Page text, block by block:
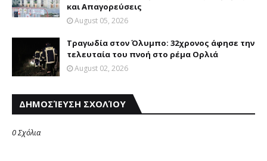
και Aπαγορεύσεις
August 05, 2026
Τραγωδία στον Όλυμπο: 32χρονος άφησε την
τελευταία του πνοή στο ρέμα Ορλιά
August 02, 2026
ΔΗΜΟΣΊΕΥΣΗ ΣΧΟΛΊΟΥ
0 Σχόλια